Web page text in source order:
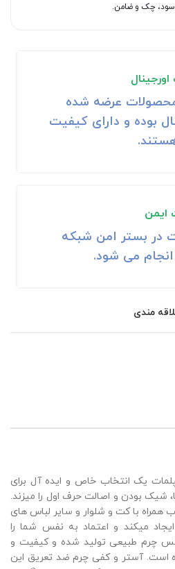
عرضه شده
بوده و دارای کیفیت
ایمن
در بستر امن شبکه
انجام می شود.
مندی
یک انتخاب خاص و ایده آل برای
شیک بودن و اصالت حرف اول را میزند.
با کت و شلوار و سایر لباس های
میکند و اعتماد به نفس شما را
چرم طبیعی تولید شده و کیفیت و
است. آستر و کفی چرم ضد تعریق این